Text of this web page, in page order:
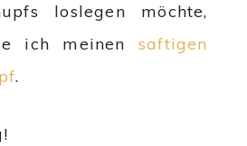
loslegen möchte,
ich meinen saftigen
.